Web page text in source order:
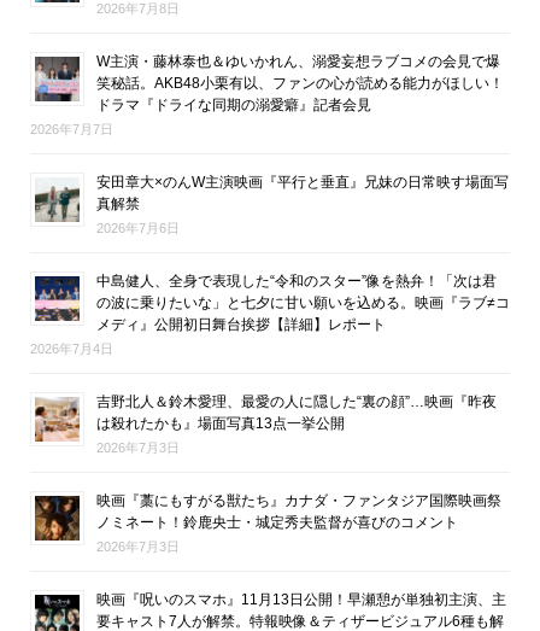
2026年7月8日
W主演・藤林泰也＆ゆいかれん、溺愛妄想ラブコメの会見で爆
笑秘話。AKB48小栗有以、ファンの心が読める能力がほしい！
ドラマ『ドライな同期の溺愛癖』記者会見
2026年7月7日
安田章大×のんW主演映画『平行と垂直』兄妹の日常映す場面写
真解禁
2026年7月6日
中島健人、全身で表現した“令和のスター”像を熱弁！「次は君
の波に乗りたいな」と七夕に甘い願いを込める。映画『ラブ≠コ
メディ』公開初日舞台挨拶【詳細】レポート
2026年7月4日
吉野北人＆鈴木愛理、最愛の人に隠した“裏の顔”…映画『昨夜
は殺れたかも』場面写真13点一挙公開
2026年7月3日
映画『藁にもすがる獣たち』カナダ・ファンタジア国際映画祭
ノミネート！鈴鹿央士・城定秀夫監督が喜びのコメント
2026年7月3日
映画『呪いのスマホ』11月13日公開！早瀬憩が単独初主演、主
要キャスト7人が解禁。特報映像＆ティザービジュアル6種も解